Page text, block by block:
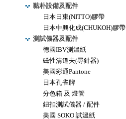
黏朴設備及配件
日本日東(NITTO)膠帶
日本中興化成(CHUKOH)膠帶
測試儀器及配件
德國IBV測溫紙
磁性清道夫(尋針器)
美國彩通Pantone
日本孔雀牌
分色箱 及 燈管
鈕扣測試儀器 / 配件
美國 SOKO 試溫紙